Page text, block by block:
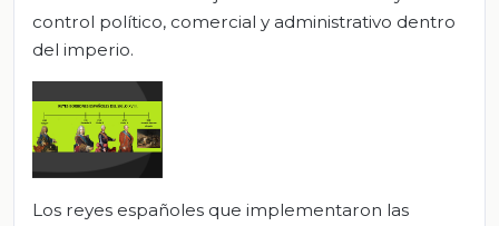
control político, comercial y administrativo dentro
del imperio.
Los reyes españoles que implementaron las